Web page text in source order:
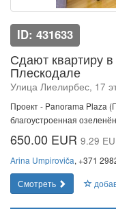
ID: 431633
Сдают квартиру
Плескодале
Улица Лиелирбес, 17
Проект - Panorama Plaza
благоустроенная
650.00 EUR 9.29
Arina Umpiroviča, +371
Смотреть